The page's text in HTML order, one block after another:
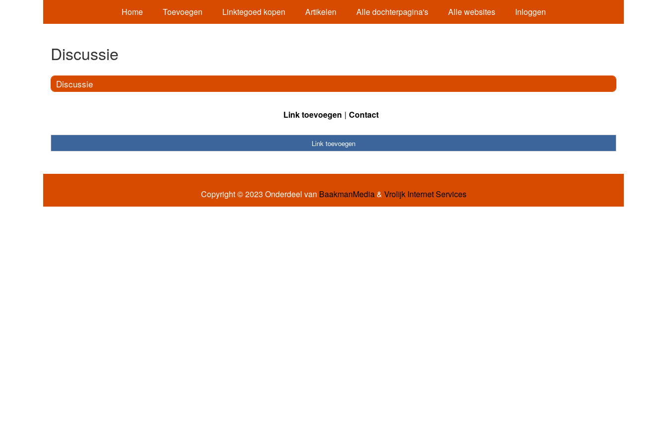
Home Toevoegen Linktegoed kopen Artikelen Alle dochterpagina's Alle websites Inloggen
Discussie
Discussie
Link toevoegen Contact
Link toevoegen
Copyright © 2023 Onderdeel van BaakmanMedia& Vrolijk Internet Services